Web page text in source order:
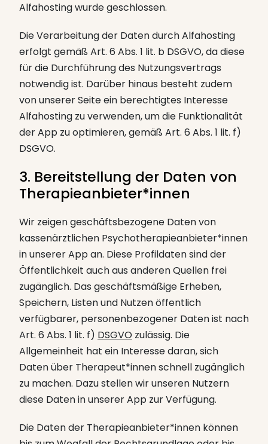
Alfahosting wurde geschlossen.
Die Verarbeitung der Daten durch Alfahosting
erfolgt gemäß Art. 6 Abs. 1 lit. b DSGVO, da diese
für die Durchführung des Nutzungsvertrags
notwendig ist. Darüber hinaus besteht zudem
von unserer Seite ein berechtigtes Interesse
Alfahosting zu verwenden, um die Funktionalität
der App zu optimieren, gemäß Art. 6 Abs. 1 lit. f)
DSGVO.
3. Bereitstellung der Daten von
Therapieanbieter*innen
Wir zeigen geschäftsbezogene Daten von
kassenärztlichen Psychotherapieanbieter*innen
in unserer App an. Diese Profildaten sind der
Öffentlichkeit auch aus anderen Quellen frei
zugänglich. Das geschäftsmäßige Erheben,
Speichern, Listen und Nutzen öffentlich
verfügbarer, personenbezogener Daten ist nach
Art. 6 Abs. 1 lit. f) DSGVO zulässig. Die
Allgemeinheit hat ein Interesse daran, sich
Daten über Therapeut*innen schnell zugänglich
zu machen. Dazu stellen wir unseren Nutzern
diese Daten in unserer App zur Verfügung.
Die Daten der Therapieanbieter*innen können